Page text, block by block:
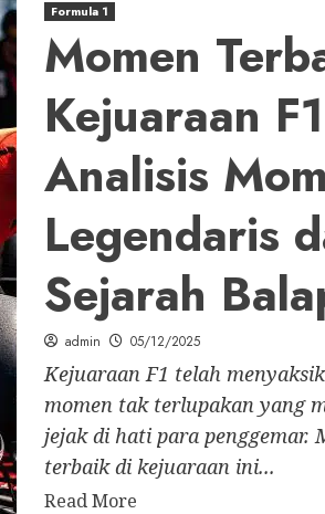
Formula 1
Momen
Kejuaraan F1
Analisis
Legendaris
Sejarah
admin 05/12/2025
Kejuaraan F1 telah
momen tak terlupakan yang
jejak di hati para penggemar.
terbaik di kejuaraan ini...
Read More